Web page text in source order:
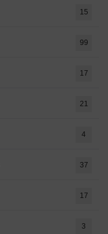
15
99
17
21
4
37
17
3